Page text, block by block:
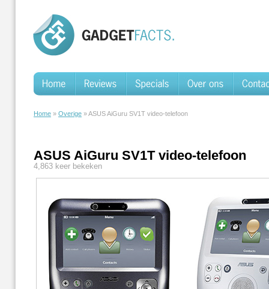
Home » Overige » ASUS AiGuru SV1T video-telefoon
ASUS AiGuru SV1T video-telefoon
4,863 keer bekeken